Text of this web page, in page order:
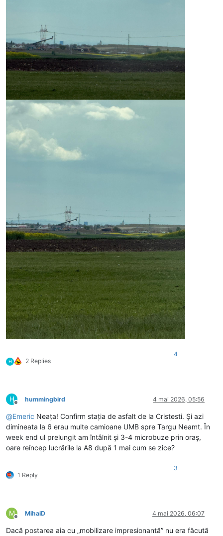
H 2 Replies
4
H
Deconectat
hummingbird 4 mai 2026, 05:56
@Emeric Neața! Confirm stația de asfalt de la Cristesti. Și azi
dimineata la 6 erau multe camioane UMB spre Targu Neamt. În
week end ul prelungit am întâlnit și 3-4 microbuze prin oraș,
oare reîncep lucrările la A8 după 1 mai cum se zice?
1 Reply
3
M
Deconectat
MihaiD 4 mai 2026, 06:07
Dacă postarea aia cu „mobilizare impresionantă” nu era făcută